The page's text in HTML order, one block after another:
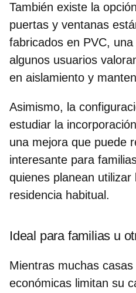
También existe la
puertas y ventanas
fabricados en PVC,
algunos usuarios
en aislamiento y
Asimismo, la
estudiar la
una mejora que puede
interesante para
quienes planean utilizar
residencia habitual.
Ideal para familias u
Mientras muchas
económicas limitan su